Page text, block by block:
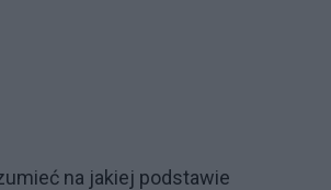
na jakiej podstawie